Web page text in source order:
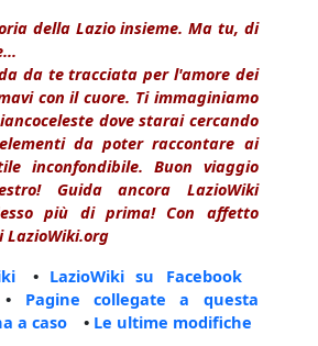
della Lazio insieme. Ma tu, di
da te tracciata per l'amore dei
con il cuore. Ti immaginiamo
dove starai cercando
da poter raccontare ai
inconfondibile. Buon viaggio
Guida ancora LazioWiki
più di prima! Con affetto
LazioWiki.org
• LazioWiki su Facebook
• Pagine collegate a questa
a caso • Le ultime modifiche